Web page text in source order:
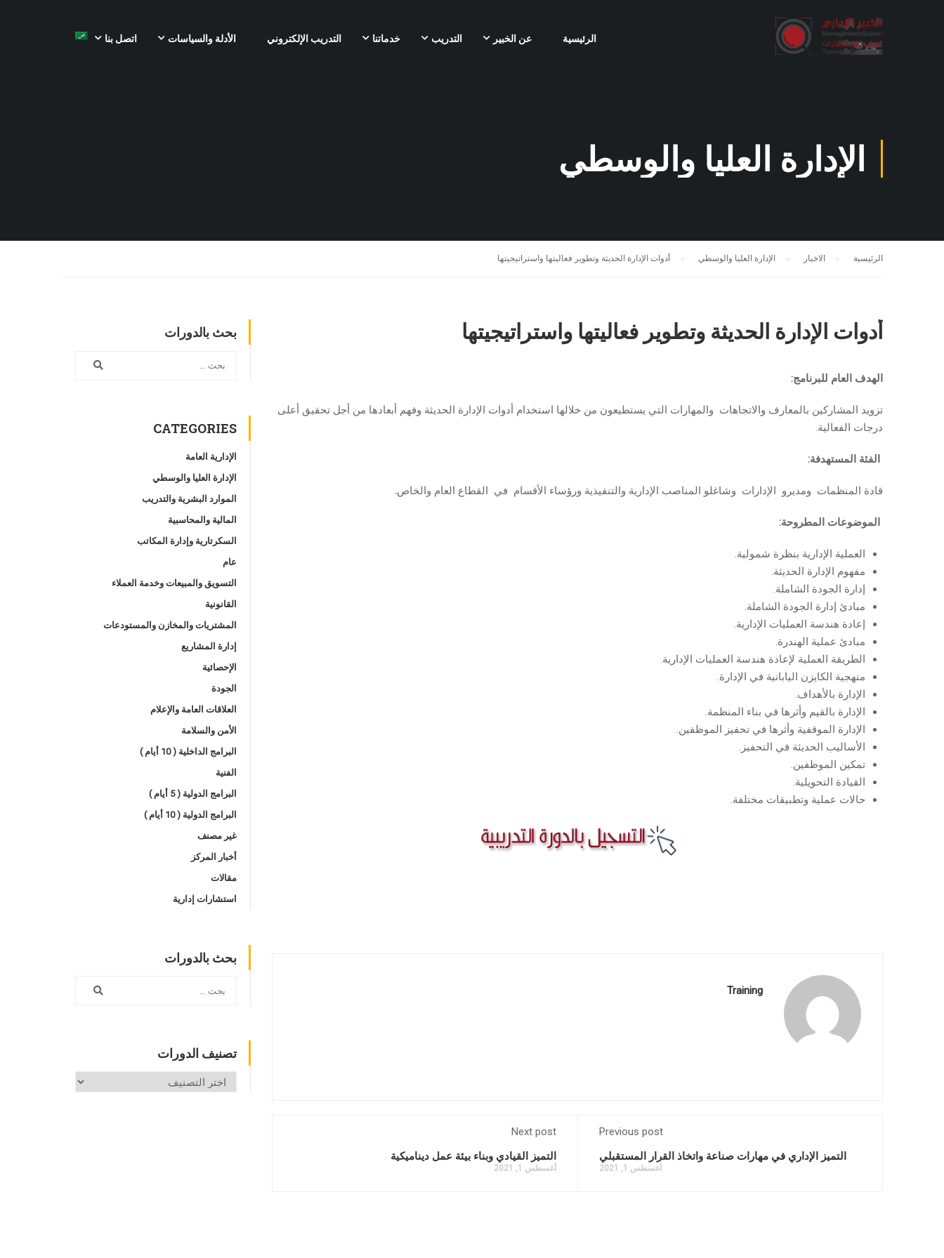
الرئيسية عن الخبير التدريب خدماتنا التدريب الإلكتروني الأدلة والسياسات اتصل بنا
الإدارة العليا والوسطي
الرئيسية الاخبار الإدارة العليا والوسطي أدوات الإدارة الحديثة وتطوير فعاليتها واستراتيجيتها
أدوات الإدارة الحديثة وتطوير فعاليتها واستراتيجيتها
الهدف العام للبرنامج:
تزويد المشاركين بالمعارف والاتجاهات والمهارات التي يستطيعون من خلالها استخدام أدوات الإدارة الحديثة وفهم أبعادها من أجل تحقيق أعلى
درجات الفعالية.
الفئة المستهدفة:
قادة المنظمات ومديرو الإدارات وشاغلو المناصب الإدارية والتنفيذية ورؤساء الأقسام في القطاع العام والخاص.
الموضوعات المطروحة:
العملية الإدارية بنظرة شمولية.
مفهوم الإدارة الحديثة.
إدارة الجودة الشاملة.
مبادئ إدارة الجودة الشاملة.
إعادة هندسة العمليات الإدارية.
مبادئ عملية الهندرة.
الطريقة العملية لإعادة هندسة العمليات الإدارية.
منهجية الكايزن اليابانية في الإدارة.
الإدارة بالأهداف.
الإدارة بالقيم وأثرها في بناء المنظمة.
الإدارة الموقفية وأثرها في تحفيز الموظفين.
الأساليب الحديثة في التحفيز.
تمكين الموظفين.
القيادة التحويلية.
حالات عملية وتطبيقات مختلفة.
Training
Previous post
التميز الإداري في مهارات صناعة واتخاذ القرار المستقبلي
أغسطس 1, 2021
Next post
التميز القيادي وبناء بيئة عمل ديناميكية
أغسطس 1, 2021
بحث بالدورات
CATEGORIES
الإدارية العامة
الإدارة العليا والوسطي
الموارد البشرية والتدريب
المالية والمحاسبية
السكرتارية وإدارة المكاتب
عام
التسويق والمبيعات وخدمة العملاء
القانونية
المشتريات والمخازن والمستودعات
إدارة المشاريع
الإحصائية
الجودة
العلاقات العامة والإعلام
الأمن والسلامة
البرامج الداخلية ( 10 أيام )
الفنية
البرامج الدولية ( 5 أيام )
البرامج الدولية ( 10 أيام )
غير مصنف
أخبار المركز
مقالات
استشارات إدارية
بحث بالدورات
تصنيف الدورات
تصنيف